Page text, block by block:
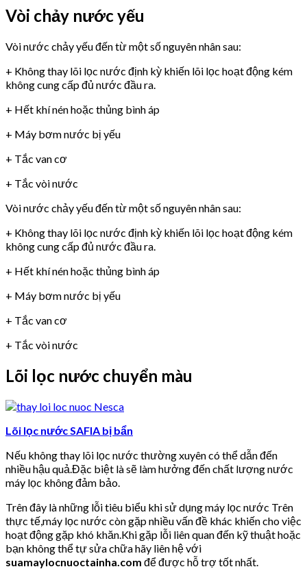
Vòi chảy nước yếu
Vòi nước chảy yếu đến từ một số nguyên nhân sau:
+ Không thay lõi lọc nước định kỳ khiến lõi lọc hoạt động kém
không cung cấp đủ nước đầu ra.
+ Hết khí nén hoặc thủng bình áp
+ Máy bơm nước bị yếu
+ Tắc van cơ
+ Tắc vòi nước
Vòi nước chảy yếu đến từ một số nguyên nhân sau:
+ Không thay lõi lọc nước định kỳ khiến lõi lọc hoạt động kém
không cung cấp đủ nước đầu ra.
+ Hết khí nén hoặc thủng bình áp
+ Máy bơm nước bị yếu
+ Tắc van cơ
+ Tắc vòi nước
Lõi lọc nước chuyển màu
Lõi lọc nước SAFIA bị bẩn
Nếu không thay lõi lọc nước thường xuyên có thể dẫn đến
nhiều hậu quả.Đặc biệt là sẽ làm hưởng đến chất lượng nước
máy lọc không đảm bảo.
Trên đây là những lỗi tiêu biểu khi sử dụng máy lọc nước Trên
thực tế,máy lọc nước còn gặp nhiều vấn đề khác khiến cho việc
hoạt động gặp khó khăn.Khi gặp lỗi liên quan đến kỹ thuật hoặc
bạn không thể tự sửa chữa hãy liên hệ với
suamaylocnuoctainha.com để được hỗ trợ tốt nhất.